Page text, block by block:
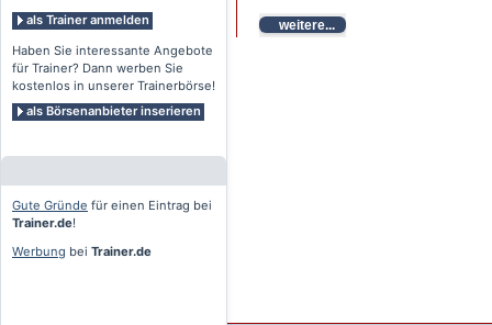
als Trainer anmelden
Haben Sie interessante Angebote
für Trainer? Dann werben Sie
kostenlos in unserer Trainerbörse!
als Börsenanbieter inserieren
Gute Gründe für einen Eintrag bei
Trainer.de!
Werbung bei Trainer.de
weitere...